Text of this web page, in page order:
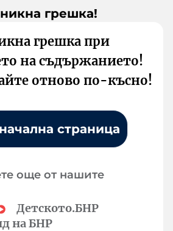
грешка!
грешка при
на съдържанието!
отново по-късно!
страница
още от нашите
Детското.БНР
на БНР